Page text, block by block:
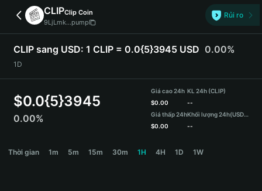
简体中文
繁體中文
Português (Portugal)
Bahasa Indonesia
ภาษาไทย
हिन्दी
Español
Português (Brasil)
CLIPClip Coin
9LjLmk...pump
Rủi ro
CLIP sang USD: 1 CLIP = 0.0{5}3945 USD 0.00%
1D
$0.0{5}3945
0.00%
Giá cao 24h
$0.00
Giá thấp 24h
$0.00
KL 24h (CLIP)
--
Khối lượng 24h(USDT)
--
Thời gian 1m 5m 15m 30m 1H 4H 1D 1W